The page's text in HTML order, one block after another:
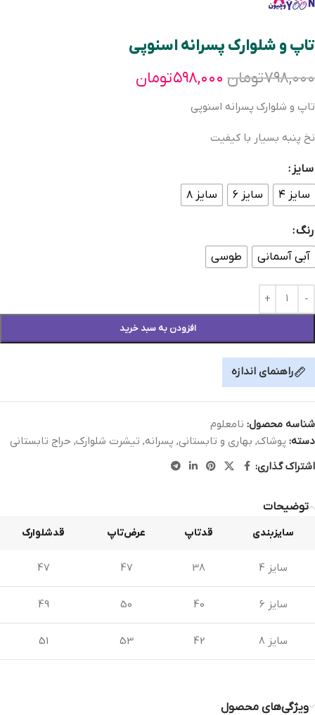
تاپ و شلوارک پسرانه اسنوپی
۷۹۸,۰۰۰تومان ۵۹۸,۰۰۰تومان
تاپ و شلوارک پسرانه اسنوپی
نخ پنبه بسیار با کیفیت
سایز
سایز ۴
سایز ۶ سایز ۸
رنگ
آبی آسمانی
طوسی
افزودن به سبد خرید
راهنمای اندازه
شناسه محصول: نامعلوم
دسته: پوشاک, بهاری و تابستانی, پسرانه, تیشرت شلوارک, حراج تابستانی
اشتراک گذاری:
توضیحات
سایزبندی قدتاپ عرض‌تاپ قدشلوارک
سایز 4 38
47
47
سایز 6 40
50
49
سایز 8 42
53
51
ویژگی‌های محصول